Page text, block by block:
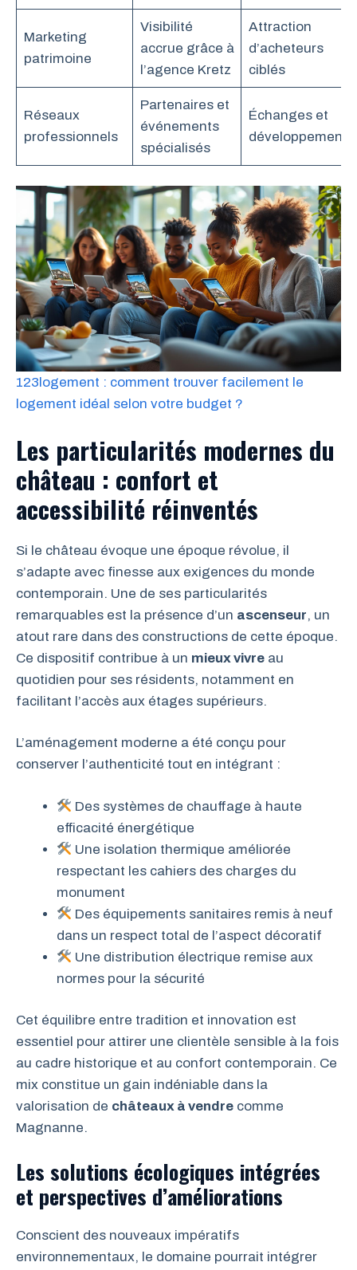
Marketing
patrimoine
Visibilité
accrue grâce à
l’agence Kretz
Attraction
d’acheteurs
ciblés
Réseaux
professionnels
Partenaires et
événements
spécialisés
Échanges et
développement
123logement : comment trouver facilement le
logement idéal selon votre budget ?
Les particularités modernes du
château : confort et
accessibilité réinventés
Si le château évoque une époque révolue, il
s’adapte avec finesse aux exigences du monde
contemporain. Une de ses particularités
remarquables est la présence d’un ascenseur, un
atout rare dans des constructions de cette époque.
Ce dispositif contribue à un mieux vivre au
quotidien pour ses résidents, notamment en
facilitant l’accès aux étages supérieurs.
L’aménagement moderne a été conçu pour
conserver l’authenticité tout en intégrant :
Des systèmes de chauffage à haute
efficacité énergétique
Une isolation thermique améliorée
respectant les cahiers des charges du
monument
Des équipements sanitaires remis à neuf
dans un respect total de l’aspect décoratif
Une distribution électrique remise aux
normes pour la sécurité
Cet équilibre entre tradition et innovation est
essentiel pour attirer une clientèle sensible à la fois
au cadre historique et au confort contemporain. Ce
mix constitue un gain indéniable dans la
valorisation de châteaux à vendre comme
Magnanne.
Les solutions écologiques intégrées
et perspectives d’améliorations
Conscient des nouveaux impératifs
environnementaux, le domaine pourrait intégrer